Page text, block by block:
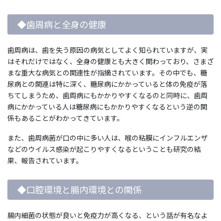
◆歯周病と全身の健康
歯周病は、歯を失う原因の病気としてよく知られていますが、実
はそれだけではなく、全身の健康とも大きく関わっており、さまざ
まな重大な病気との関連性が指摘されています。その中でも、糖
尿病との関連は特に深く、糖尿病にかかっていると体の免疫が落
ちてしまうため、歯周病にもかかりやすくなるのと同時に、歯周
病にかかっている人は糖尿病にもかかりやすくなるという逆の関
係もあることがわかってきています。
また、歯周病菌が口の中に多い人は、喉の粘膜にインフルエンザ
などのウイルス感染が起こりやすくなるということも研究の結
果、報告されています。
◆口腔環境と腸内環境との関係
腸内細菌の状態が良いと免疫力が高くなる、という話が有名なよ